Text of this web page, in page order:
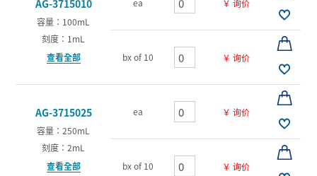
AG-3715010
容量：100mL
刻度：1mL
查看全部
ea ￥ 询价
bx of 10 ￥ 询价
AG-3715025
容量：250mL
刻度：2mL
查看全部
ea ￥ 询价
bx of 10 ￥ 询价